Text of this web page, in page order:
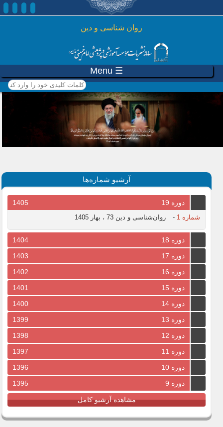
رفتن به محتوای اصلی
روان شناسی و دين
☰ Menu
کلمات کلیدی خود را وارد
کنید
آرشیو شماره‌ها
دوره 19 1405
شماره 1 - روان‌شناسی و دین 73 ، بهار 1405
دوره 18
1404
دوره 17
1403
دوره 16
1402
دوره 15
1401
دوره 14
1400
دوره 13
1399
دوره 12
1398
دوره 11
1397
دوره 10
1396
دوره 9
1395
مشاهده آرشیو کامل